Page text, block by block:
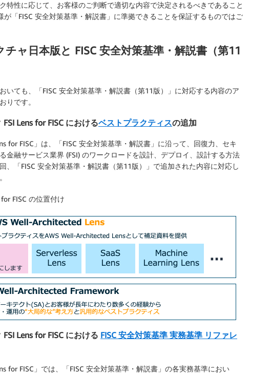
特性に応じて、お客様のご判断で適切な内容で決定されるべきであること
「FISC 安全対策基準・解説書」に準拠できることを保証するものではご
ャ日本版と FISC 安全対策基準・解説書（第11
いても、「FISC 安全対策基準・解説書（第11版）」に対応する内容のア
りです。
Lens for FISC におけるベストプラクティスの追加
for FISC」は、「FISC 安全対策基準・解説書」に沿って、回復力、セキ
金融サービス業界 (FSI) のワークロードを設計、デプロイ、設計する方法
、「FISC 安全対策基準・解説書（第11版）」で追加された内容に対応し
FISC の位置付け
Lens for FISC における FISC 安全対策基準 実務基準 リファレ
for FISC」では、「FISC 安全対策基準・解説書」の各実務基準におい